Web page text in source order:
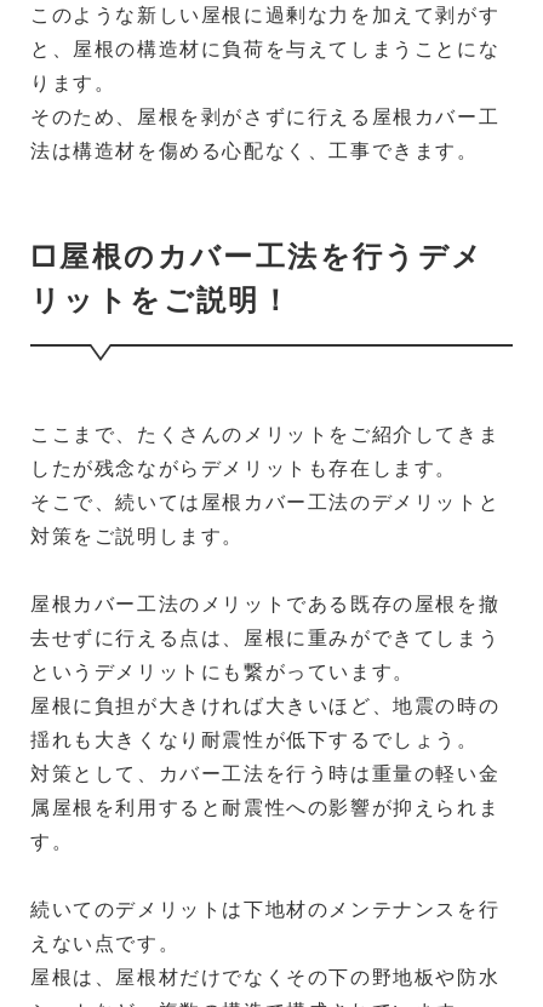
このような新しい屋根に過剰な力を加えて剥がす
と、屋根の構造材に負荷を与えてしまうことにな
ります。
そのため、屋根を剥がさずに行える屋根カバー工
法は構造材を傷める心配なく、工事できます。
□屋根のカバー工法を行うデメ
リットをご説明！
ここまで、たくさんのメリットをご紹介してきま
したが残念ながらデメリットも存在します。
そこで、続いては屋根カバー工法のデメリットと
対策をご説明します。
屋根カバー工法のメリットである既存の屋根を撤
去せずに行える点は、屋根に重みができてしまう
というデメリットにも繋がっています。
屋根に負担が大きければ大きいほど、地震の時の
揺れも大きくなり耐震性が低下するでしょう。
対策として、カバー工法を行う時は重量の軽い金
属屋根を利用すると耐震性への影響が抑えられま
す。
続いてのデメリットは下地材のメンテナンスを行
えない点です。
屋根は、屋根材だけでなくその下の野地板や防水